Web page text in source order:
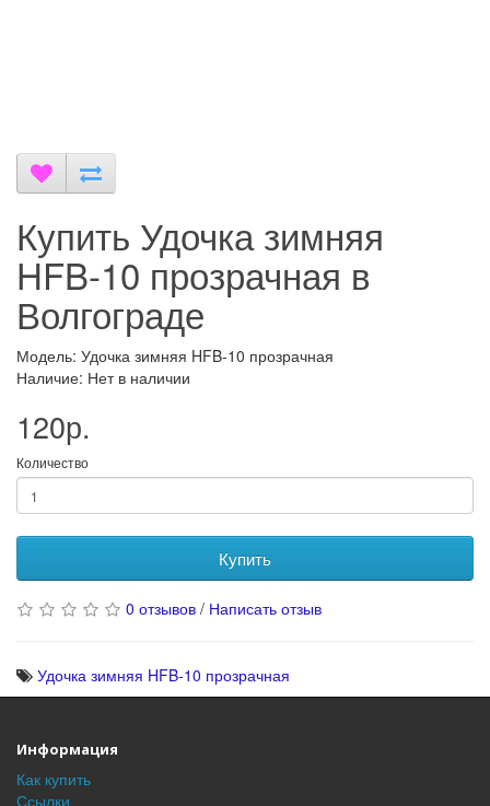
Купить Удочка зимняя
HFB-10 прозрачная в
Волгограде
Модель: Удочка зимняя HFB-10 прозрачная
Наличие: Нет в наличии
120р.
Количество
Купить
0 отзывов / Написать отзыв
Удочка зимняя HFB-10 прозрачная
Информация
Как купить
Ссылки